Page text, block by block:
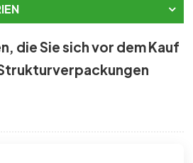
die Sie sich vor dem Kauf